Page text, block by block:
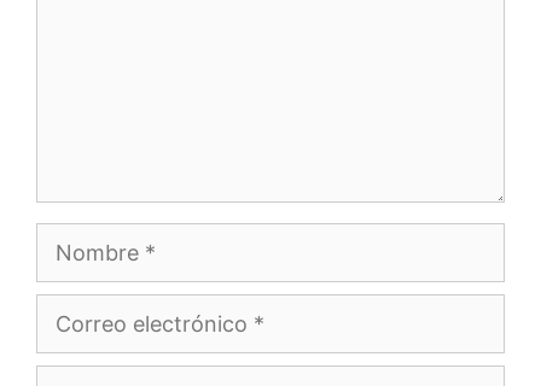
Correo
electrónico